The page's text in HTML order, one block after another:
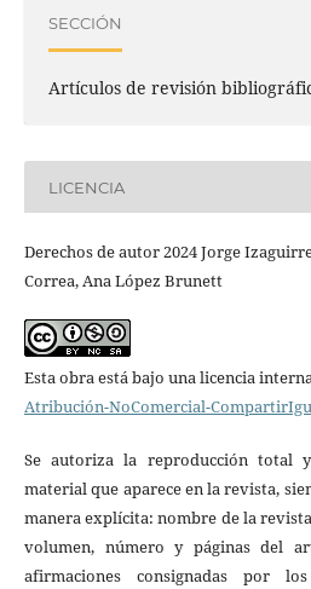
SECCIÓN
Artículos de revisión
LICENCIA
Derechos de autor 2024 Jorge
Correa, Ana López Brunett
Esta obra está bajo una licencia
Atribución-NoComercial-
Se autoriza la reproducción total
material que aparece en la revista,
manera explícita: nombre de la
volumen, número y páginas del
afirmaciones consignadas por